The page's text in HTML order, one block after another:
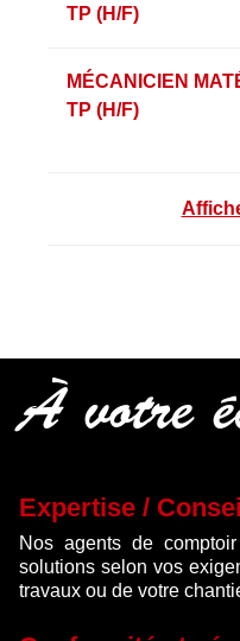
TP (H/F)
MÉCANICIEN
TP (H/F)
À votre
Expertise /
Nos agents de
solutions selon vos
travaux ou de votre